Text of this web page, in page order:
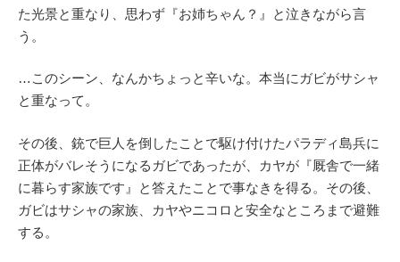
た光景と重なり、思わず『お姉ちゃん？』と泣きながら言
う。
…このシーン、なんかちょっと辛いな。本当にガビがサシャ
と重なって。
その後、銃で巨人を倒したことで駆け付けたパラディ島兵に
正体がバレそうになるガビであったが、カヤが『厩舎で一緒
に暮らす家族です』と答えたことで事なきを得る。その後、
ガビはサシャの家族、カヤやニコロと安全なところまで避難
する。